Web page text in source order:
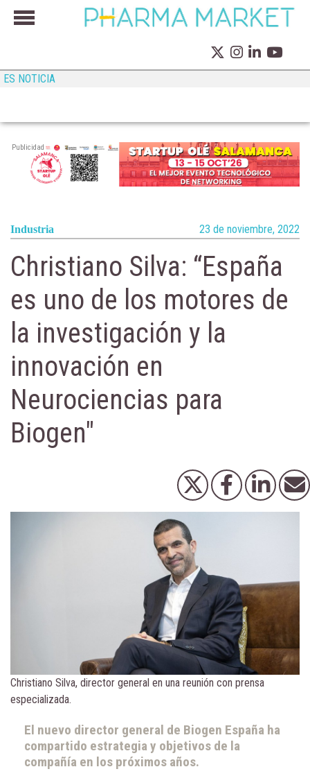
ES NOTICIA
Publicidad
Industria 23 de noviembre, 2022
Christiano Silva: “España
es uno de los motores de
la investigación y la
innovación en
Neurociencias para
Biogen"
Christiano Silva, director general en una reunión con prensa
especializada.
El nuevo director general de Biogen España ha
compartido estrategia y objetivos de la
compañía en los próximos años.